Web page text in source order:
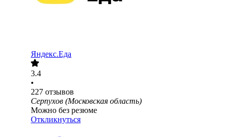
Яндекс.Еда
3.4
•
227 отзывов
Серпухов (Московская область)
Можно без резюме
Откликнуться